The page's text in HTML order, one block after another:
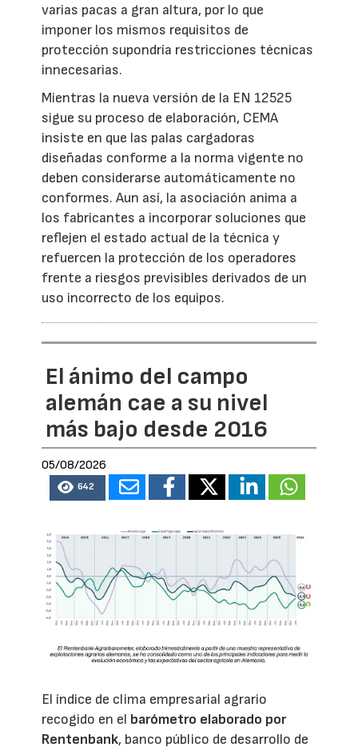
varias pacas a gran altura, por lo que
imponer los mismos requisitos de
protección supondría restricciones técnicas
innecesarias.
Mientras la nueva versión de la EN 12525
sigue su proceso de elaboración, CEMA
insiste en que las palas cargadoras
diseñadas conforme a la norma vigente no
deben considerarse automáticamente no
conformes. Aun así, la asociación anima a
los fabricantes a incorporar soluciones que
reflejen el estado actual de la técnica y
refuercen la protección de los operadores
frente a riesgos previsibles derivados de un
uso incorrecto de los equipos.
El ánimo del campo
alemán cae a su nivel
más bajo desde 2016
05/08/2026
642
El índice de clima empresarial agrario
recogido en el barómetro elaborado por
Rentenbank, banco público de desarrollo de